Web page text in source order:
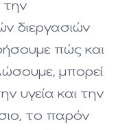
την
διεργασιών
πώς και
μπορεί
υγεία και την
το παρόν